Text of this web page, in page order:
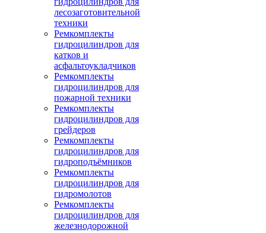
лесозаготовительной
техники
Ремкомплекты
гидроцилиндров для
катков и
асфальтоукладчиков
Ремкомплекты
гидроцилиндров для
пожарной техники
Ремкомплекты
гидроцилиндров для
грейдеров
Ремкомплекты
гидроцилиндров для
гидроподъёмников
Ремкомплекты
гидроцилиндров для
гидромолотов
Ремкомплекты
гидроцилиндров для
железнодорожной